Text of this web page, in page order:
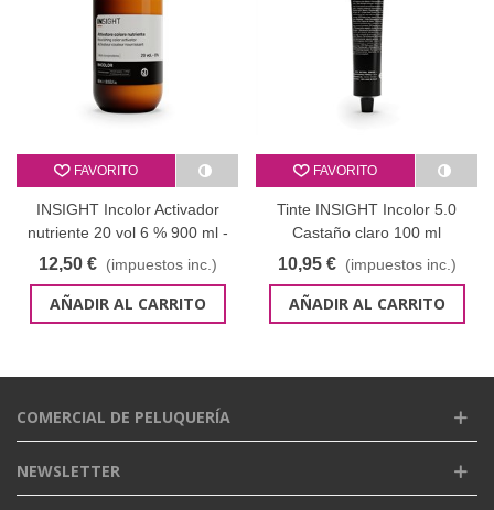
FAVORITO
INSIGHT Incolor Activador
nutriente 20 vol 6 % 900 ml -
oxigenada cristal
12,50 € (impuestos inc.)
AÑADIR AL CARRITO
FAVORITO
Tinte INSIGHT Incolor 5.0
Castaño claro 100 ml
10,95 € (impuestos inc.)
AÑADIR AL CARRITO
COMERCIAL DE PELUQUERÍA
NEWSLETTER